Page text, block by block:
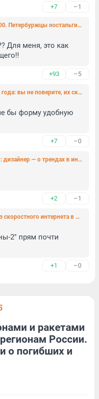
+7 –1
Иматра — 750 рублей, Хельсинки — 800. Петербуржцы ностальгируют по своим поездкам из прошлого
Для меня, это как
+93 –5
Самые модные куртки на весну 2026 года: вы не поверите, их скупают все
бы форму удобную
+7 –0
Советский шик и этнические мотивы: дизайнер — о трендах в интерьере
+2 –1
Импортные смартфоны останутся без скоростного интернета в России: в чем причина и к чему готовиться
2" прям почти
+1 –0
и ракетами
России.
о погибших и